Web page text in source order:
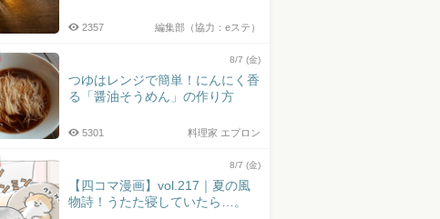
編集部（協力：eステ）
2357
8/7 (金)
つゆはレンジで簡単！にんにく香
る「醤油そうめん」の作り方
料理家 エプロン
5301
8/7 (金)
【四コマ漫画】vol.217｜夏の風
物詩！うたた寝していたら…。